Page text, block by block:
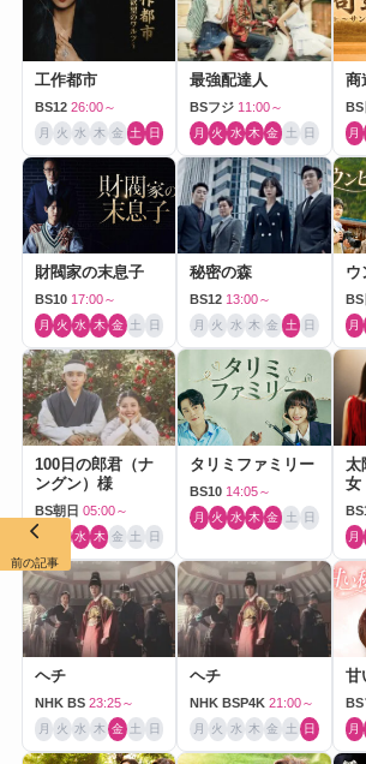
工作都市
BS12 26:00～
月 火 水 木 金 土 日
最強配達人
BSフジ 11:00～
月 火 水 木 金 土 日
商
BS
月
財閥家の末息子
BS10 17:00～
月 火 水 木 金 土 日
秘密の森
BS12 13:00～
月 火 水 木 金 土 日
ウ
BS
月
100日の郎君（ナ
ングン）様
BS朝日 05:00～
月 水 木 金 土 日
タリミファミリー
BS10 14:05～
月 火 水 木 金 土 日
太
女
月
ヘチ
NHK BS 23:25～
月 火 水 木 金 土 日
ヘチ
NHK BSP4K 21:00～
月 火 水 木 金 土 日
甘
BS
月
前の記事